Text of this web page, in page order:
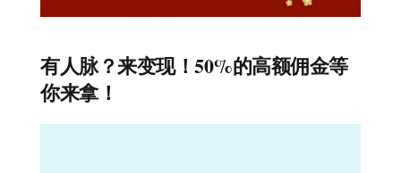
有人脉？来变现！50%的高额佣金等
你来拿！